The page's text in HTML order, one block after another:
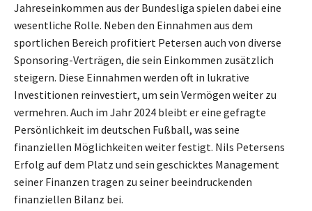
Jahreseinkommen aus der Bundesliga spielen dabei eine
wesentliche Rolle. Neben den Einnahmen aus dem
sportlichen Bereich profitiert Petersen auch von diverse
Sponsoring-Verträgen, die sein Einkommen zusätzlich
steigern. Diese Einnahmen werden oft in lukrative
Investitionen reinvestiert, um sein Vermögen weiter zu
vermehren. Auch im Jahr 2024 bleibt er eine gefragte
Persönlichkeit im deutschen Fußball, was seine
finanziellen Möglichkeiten weiter festigt. Nils Petersens
Erfolg auf dem Platz und sein geschicktes Management
seiner Finanzen tragen zu seiner beeindruckenden
finanziellen Bilanz bei.